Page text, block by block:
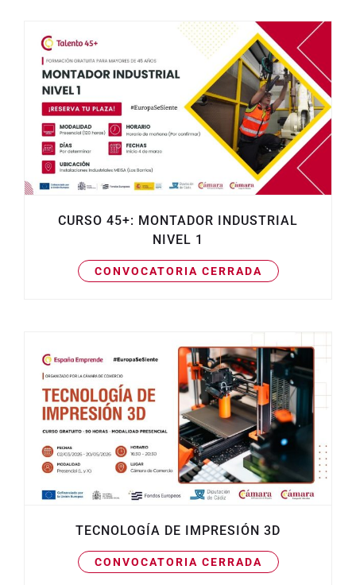
CURSO 45+: MONTADOR INDUSTRIAL
NIVEL 1
CONVOCATORIA CERRADA
TECNOLOGÍA DE IMPRESIÓN 3D
CONVOCATORIA CERRADA